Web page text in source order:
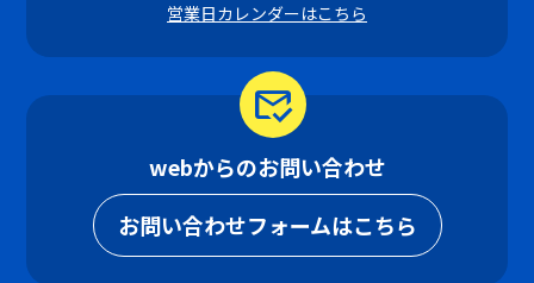
営業日カレンダーはこちら
mark_email_read
webからのお問い合わせ
お問い合わせフォームはこちら